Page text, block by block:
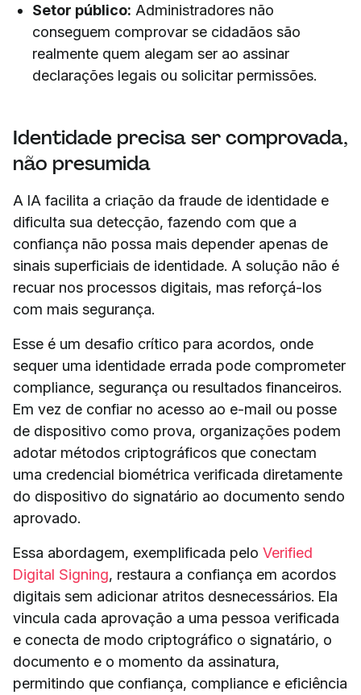
Setor público: Administradores não
conseguem comprovar se cidadãos são
realmente quem alegam ser ao assinar
declarações legais ou solicitar permissões.
Identidade precisa ser comprovada,
não presumida
A IA facilita a criação da fraude de identidade e
dificulta sua detecção, fazendo com que a
confiança não possa mais depender apenas de
sinais superficiais de identidade. A solução não é
recuar nos processos digitais, mas reforçá-los
com mais segurança.
Esse é um desafio crítico para acordos, onde
sequer uma identidade errada pode comprometer
compliance, segurança ou resultados financeiros.
Em vez de confiar no acesso ao e-mail ou posse
de dispositivo como prova, organizações podem
adotar métodos criptográficos que conectam
uma credencial biométrica verificada diretamente
do dispositivo do signatário ao documento sendo
aprovado.
Essa abordagem, exemplificada pelo Verified
Digital Signing, restaura a confiança em acordos
digitais sem adicionar atritos desnecessários. Ela
vincula cada aprovação a uma pessoa verificada
e conecta de modo criptográfico o signatário, o
documento e o momento da assinatura,
permitindo que confiança, compliance e eficiência